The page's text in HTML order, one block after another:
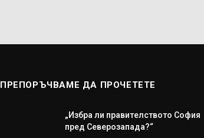
ПРЕПОРЪЧВАМЕ ДА ПРОЧЕТЕТЕ
„Избра ли правителството София
пред Северозапада?“